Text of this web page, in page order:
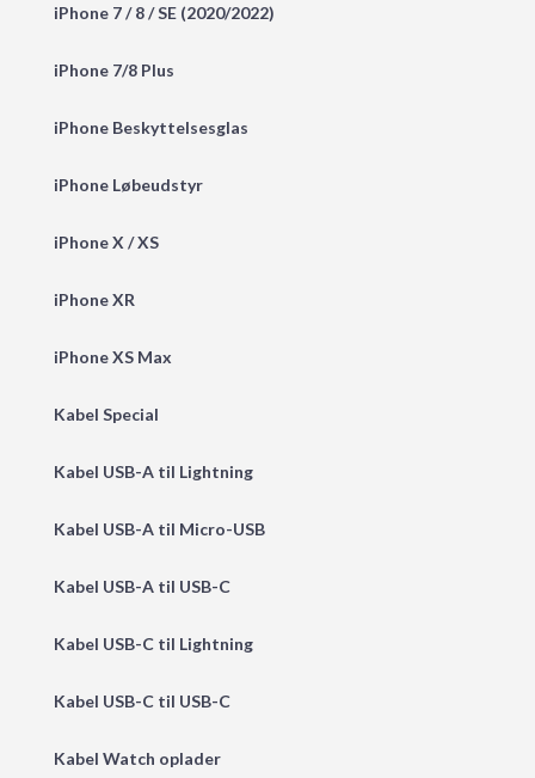
iPhone 7 / 8 / SE (2020/2022)
iPhone 7/8 Plus
iPhone Beskyttelsesglas
iPhone Løbeudstyr
iPhone X / XS
iPhone XR
iPhone XS Max
Kabel Special
Kabel USB-A til Lightning
Kabel USB-A til Micro-USB
Kabel USB-A til USB-C
Kabel USB-C til Lightning
Kabel USB-C til USB-C
Kabel Watch oplader